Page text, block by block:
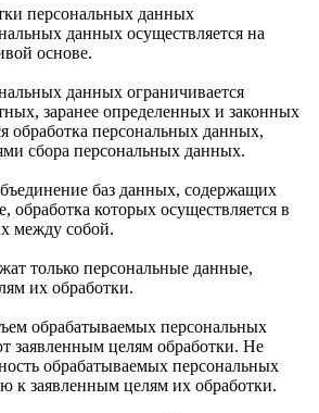
персональных данных
данных осуществляется на
основе.
данных ограничивается
заранее определенных и законных
обработка персональных данных,
сбора персональных данных.
баз данных, содержащих
обработка которых осуществляется в
между собой.
только персональные данные,
их обработки.
обрабатываемых персональных
заявленным целям обработки. Не
обрабатываемых персональных
к заявленным целям их обработки.